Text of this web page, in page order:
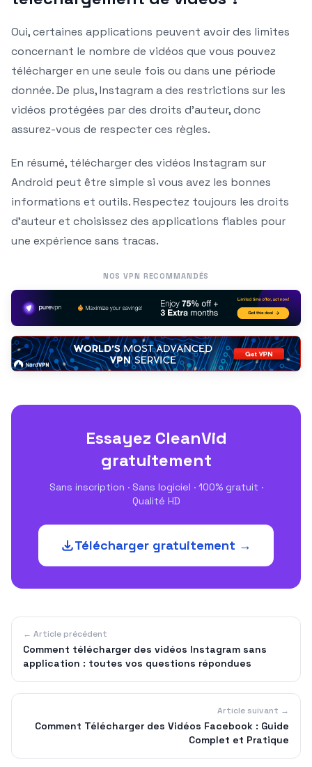
Oui, certaines applications peuvent avoir des limites
concernant le nombre de vidéos que vous pouvez
télécharger en une seule fois ou dans une période
donnée. De plus, Instagram a des restrictions sur les
vidéos protégées par des droits d’auteur, donc
assurez-vous de respecter ces règles.
En résumé, télécharger des vidéos Instagram sur
Android peut être simple si vous avez les bonnes
informations et outils. Respectez toujours les droits
d’auteur et choisissez des applications fiables pour
une expérience sans tracas.
NOS VPN RECOMMANDÉS
Essayez CleanVid
gratuitement
Sans inscription · Sans logiciel · 100% gratuit ·
Qualité HD
Télécharger gratuitement →
← Article précédent
Comment télécharger des vidéos Instagram sans
application : toutes vos questions répondues
Article suivant →
Comment Télécharger des Vidéos Facebook : Guide
Complet et Pratique